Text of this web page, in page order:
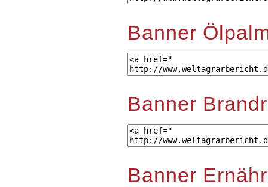
Banner
Banner
Banner